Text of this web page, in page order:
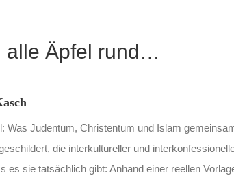
alle Äpfel rund…
Was Judentum, Christentum und Islam
die interkultureller und
es sie tatsächlich gibt: Anhand einer reellen